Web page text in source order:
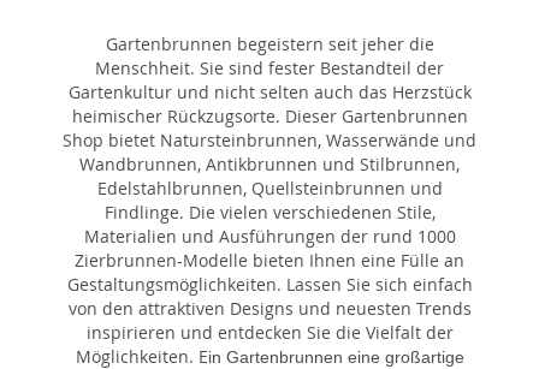
Gartenbrunnen begeistern seit jeher die
Menschheit. Sie sind fester Bestandteil der
Gartenkultur und nicht selten auch das Herzstück
heimischer Rückzugsorte. Dieser Gartenbrunnen
Shop bietet Natursteinbrunnen, Wasserwände und
Wandbrunnen, Antikbrunnen und Stilbrunnen,
Edelstahlbrunnen, Quellsteinbrunnen und
Findlinge. Die vielen verschiedenen Stile,
Materialien und Ausführungen der rund 1000
Zierbrunnen-Modelle bieten Ihnen eine Fülle an
Gestaltungsmöglichkeiten. Lassen Sie sich einfach
von den attraktiven Designs und neuesten Trends
inspirieren und entdecken Sie die Vielfalt der
Möglichkeiten. Ein Gartenbrunnen eine großartige